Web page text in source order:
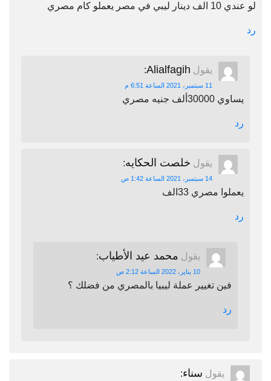
لو عندي 10 الف دينار ليبي في مصر يعملو كام مصري
رد
يقول Alialfagih
:
11 سبتمبر، 2021 الساعة 6:51 م
يساوي 30000ألف جنيه مصري
رد
يقول خلصت الحكايه:
14 سبتمبر، 2021 الساعة 1:42 ص
يعملوا مصري 33الف
رد
يقول محمد عيد الأطياب:
10 يناير، 2022 الساعة 2:12 ص
فين تغيير عملة ليبيا بالمصري من فضلك ؟
رد
يقول سناء: